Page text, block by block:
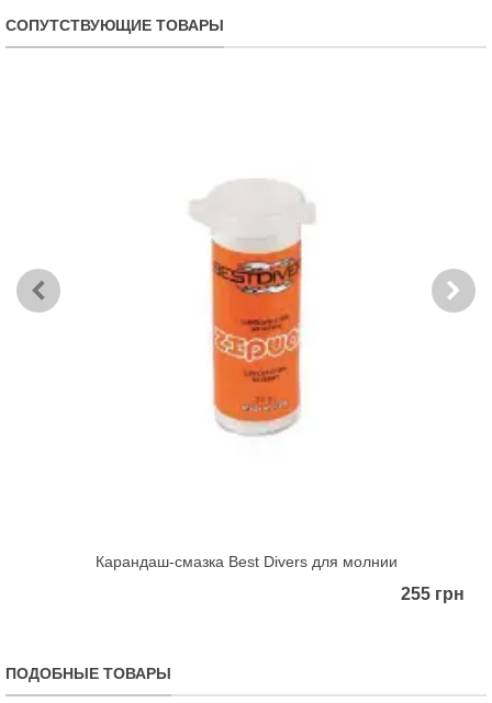
СОПУТСТВУЮЩИЕ ТОВАРЫ
Карандаш-смазка Best Divers для молнии
255 грн
ПОДОБНЫЕ ТОВАРЫ